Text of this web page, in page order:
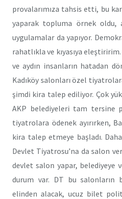
provalarımıza tahsis etti, bu
yaparak topluma örnek oldu,
uygulamalar da yapıyor.
rahatlıkla ve kıyasıya
ve aydın insanların hatadan
Kadıköy salonları özel
şimdi kira talep ediliyor. Çok
AKP belediyeleri tam tersine
tiyatrolara ödenek ayırırken,
kira talep etmeye başladı. Daha
Devlet Tiyatrosu’na da salon
devlet salon yapar,
durum var. DT bu salonların
elinden alacak, ucuz bilet